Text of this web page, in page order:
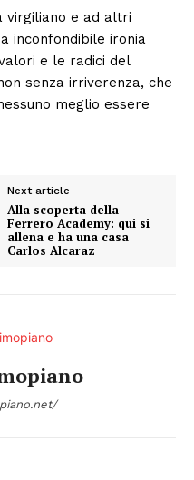
virgiliano e ad altri
inconfondibile ironia
e le radici del
senza irriverenza, che
meglio essere
Next article
Alla scoperta della
Ferrero Academy: qui si
allena e ha una casa
Carlos Alcaraz